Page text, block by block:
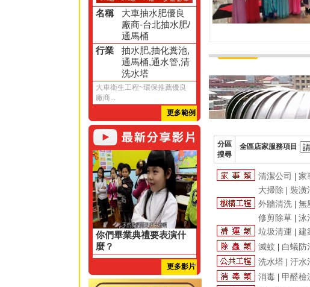
名稱
大車抽水肥優良
廠商-台北抽水肥/
通馬桶
行業
抽水肥,抽化糞池,
通馬桶,通水管,清
洗水塔
大車衛生工程~環保推薦優良
廠商...
更多範例
你們畢業典禮要表演什
麼？
更多影片
分區
搜尋
全區店家服務項目
清潔公司 家
大掃除
裝潢
外牆清洗
無
修剪除草
泳
垃圾清運
建
滅蚊
白蟻防
洗水塔
汙水
消毒
甲醛檢